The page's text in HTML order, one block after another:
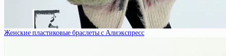
Женские пластиковые браслеты с Алиэкспресс